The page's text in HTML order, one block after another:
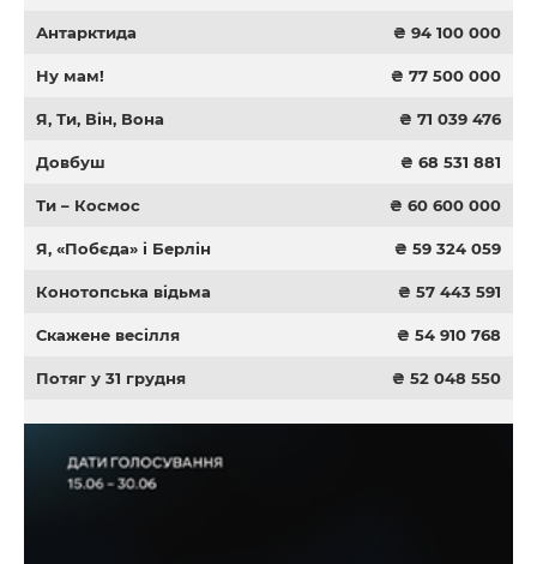
Антарктида ₴ 94 100 000
Ну мам! ₴ 77 500 000
Я, Ти, Він, Вона ₴ 71 039 476
Довбуш ₴ 68 531 881
Ти – Космос ₴ 60 600 000
Я, «Побєда» і Берлін ₴ 59 324 059
Конотопська відьма ₴ 57 443 591
Скажене весілля ₴ 54 910 768
Потяг у 31 грудня ₴ 52 048 550